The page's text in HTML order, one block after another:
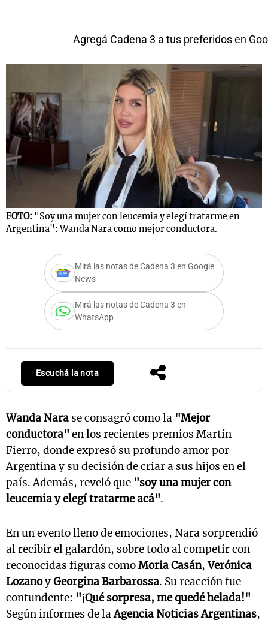
Agregá Cadena 3 a tus preferidos en
FOTO: "Soy una mujer con leucemia y elegí tratarme en
Argentina": Wanda Nara como mejor conductora.
Mirá las notas de Cadena 3 en Google
News
Mirá las notas de Cadena 3 en
WhatsApp
Escuchá la nota
Wanda Nara se consagró como la "Mejor
conductora" en los recientes premios Martín
Fierro, donde expresó su profundo amor por
Argentina y su decisión de criar a sus hijos en el
país. Además, reveló que "soy una mujer con
leucemia y elegí tratarme acá".
En un evento lleno de emociones, Nara sorprendió
al recibir el galardón, sobre todo al competir con
reconocidas figuras comoMoria Casán,Verónica
LozanoyGeorgina Barbarossa. Su reacción fue
contundente: "¡Qué sorpresa, me quedé helada!"
Según informes de laAgencia Noticias Argentinas,